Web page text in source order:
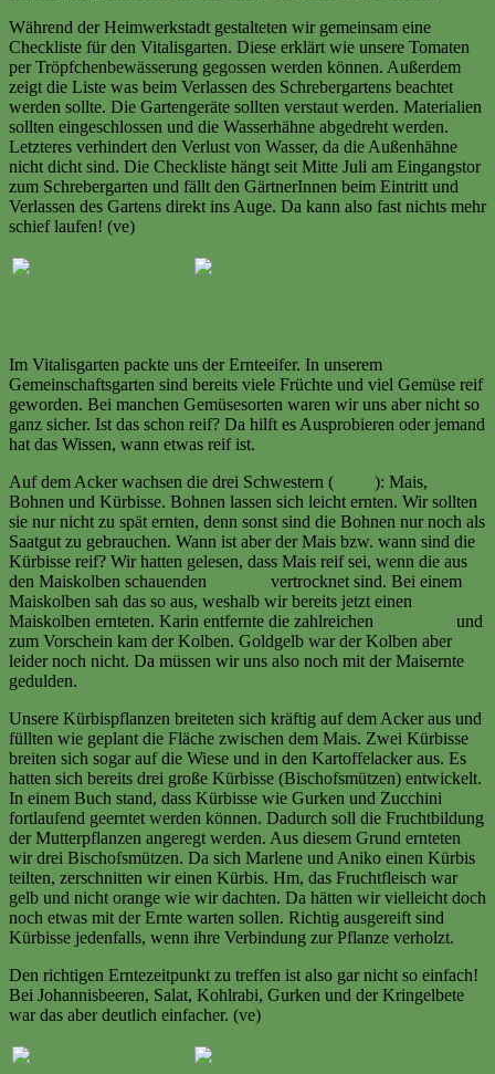
Während der Heimwerkstadt gestalteten wir gemeinsam eine
Checkliste für den Vitalisgarten. Diese erklärt wie unsere Tomaten
per Tröpfchenbewässerung gegossen werden können. Außerdem
zeigt die Liste was beim Verlassen des Schrebergartens beachtet
werden sollte. Die Gartengeräte sollten verstaut werden. Materialien
sollten eingeschlossen und die Wasserhähne abgedreht werden.
Letzteres verhindert den Verlust von Wasser, da die Außenhähne
nicht dicht sind. Die Checkliste hängt seit Mitte Juli am Eingangstor
zum Schrebergarten und fällt den GärtnerInnen beim Eintritt und
Verlassen des Gartens direkt ins Auge. Da kann also fast nichts mehr
schief laufen! (ve)
Im Vitalisgarten packte uns der Ernteeifer. In unserem
Gemeinschaftsgarten sind bereits viele Früchte und viel Gemüse reif
geworden. Bei manchen Gemüsesorten waren wir uns aber nicht so
ganz sicher. Ist das schon reif? Da hilft es Ausprobieren oder jemand
hat das Wissen, wann etwas reif ist.
Auf dem Acker wachsen die drei Schwestern (
): Mais,
Bohnen und Kürbisse. Bohnen lassen sich leicht ernten. Wir sollten
sie nur nicht zu spät ernten, denn sonst sind die Bohnen nur noch als
Saatgut zu gebrauchen. Wann ist aber der Mais bzw. wann sind die
Kürbisse reif? Wir hatten gelesen, dass Mais reif sei, wenn die aus
den Maiskolben schauenden
vertrocknet sind. Bei einem
Maiskolben sah das so aus, weshalb wir bereits jetzt einen
Maiskolben ernteten. Karin entfernte die zahlreichen
und
zum Vorschein kam der Kolben. Goldgelb war der Kolben aber
leider noch nicht. Da müssen wir uns also noch mit der Maisernte
gedulden.
Unsere Kürbispflanzen breiteten sich kräftig auf dem Acker aus und
füllten wie geplant die Fläche zwischen dem Mais. Zwei Kürbisse
breiten sich sogar auf die Wiese und in den Kartoffelacker aus. Es
hatten sich bereits drei große Kürbisse (Bischofsmützen) entwickelt.
In einem Buch stand, dass Kürbisse wie Gurken und Zucchini
fortlaufend geerntet werden können. Dadurch soll die Fruchtbildung
der Mutterpflanzen angeregt werden. Aus diesem Grund ernteten
wir drei Bischofsmützen. Da sich Marlene und Aniko einen Kürbis
teilten, zerschnitten wir einen Kürbis. Hm, das Fruchtfleisch war
gelb und nicht orange wie wir dachten. Da hätten wir vielleicht doch
noch etwas mit der Ernte warten sollen. Richtig ausgereift sind
Kürbisse jedenfalls, wenn ihre Verbindung zur Pflanze verholzt.
Den richtigen Erntezeitpunkt zu treffen ist also gar nicht so einfach!
Bei Johannisbeeren, Salat, Kohlrabi, Gurken und der Kringelbete
war das aber deutlich einfacher. (ve)